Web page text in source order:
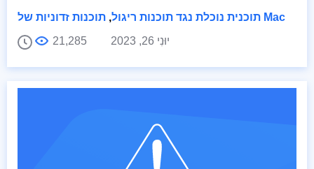
תוכנית נוכלת נגד תוכנות ריגול,
תוכנות זדוניות של Mac
יוּנִי 26, 2023
21,285